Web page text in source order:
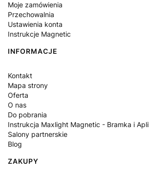
Moje zamówienia
Przechowalnia
Ustawienia konta
Instrukcje Magnetic
INFORMACJE
Kontakt
Mapa strony
Oferta
O nas
Do pobrania
Instrukcja Maxlight Magnetic - Bramka i
Salony partnerskie
Blog
ZAKUPY